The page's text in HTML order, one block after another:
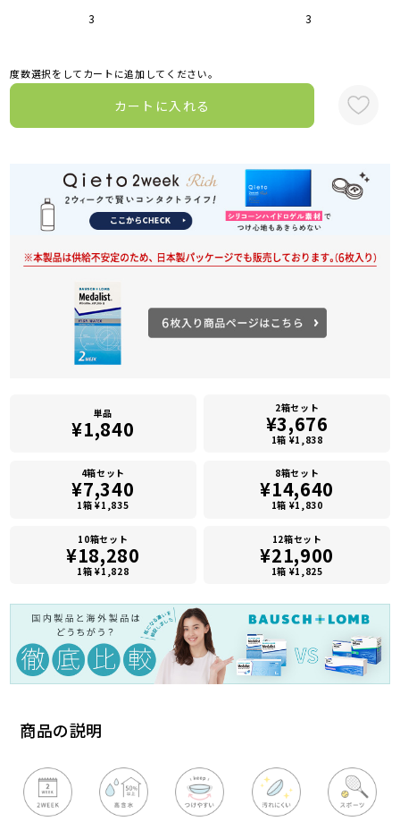
商品の説明
3 3
度数選択をしてカートに追加してください。
カートに入れる
単品
¥1,840
2箱セット
¥3,676
1箱 ¥1,838
4箱セット
¥7,340
1箱 ¥1,835
8箱セット
¥14,640
1箱 ¥1,830
10箱セット
¥18,280
1箱 ¥1,828
12箱セット
¥21,900
1箱 ¥1,825